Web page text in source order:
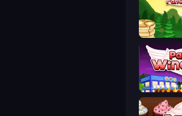
Papa's
Papa's